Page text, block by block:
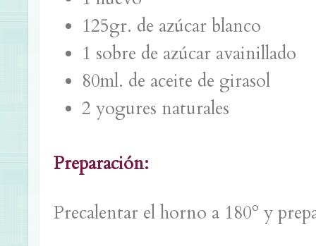
125gr. de azúcar blanco
1 sobre de azúcar avainillado
80ml. de aceite de girasol
2 yogures naturales
Preparación:
Precalentar el horno a 180º y